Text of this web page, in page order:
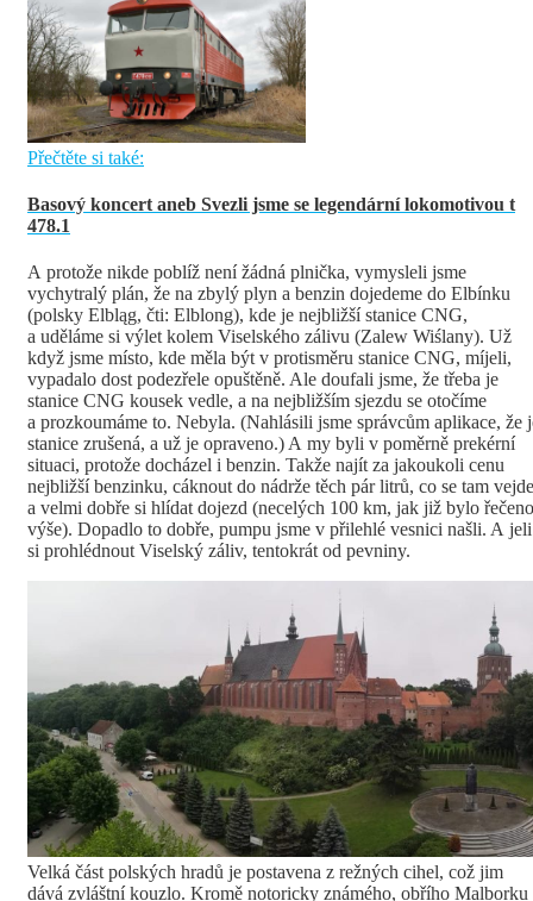
Přečtěte si také:
Basový koncert aneb Svezli jsme se legendární lokomotivou t
478.1
A protože nikde poblíž není žádná plnička, vymysleli jsme
vychytralý plán, že na zbylý plyn a benzin dojedeme do Elbínku
(polsky Elbląg, čti: Elblong), kde je nejbližší stanice CNG,
a uděláme si výlet kolem Viselského zálivu (Zalew Wiślany). Už
když jsme místo, kde měla být v protisměru stanice CNG, míjeli,
vypadalo dost podezřele opuštěně. Ale doufali jsme, že třeba je
stanice CNG kousek vedle, a na nejbližším sjezdu se otočíme
a prozkoumáme to. Nebyla. (Nahlásili jsme správcům aplikace, že
stanice zrušená, a už je opraveno.) A my byli v poměrně prekérní
situaci, protože docházel i benzin. Takže najít za jakoukoli cenu
nejbližší benzinku, cáknout do nádrže těch pár litrů, co se tam
a velmi dobře si hlídat dojezd (necelých 100 km, jak již bylo řečeno
výše). Dopadlo to dobře, pumpu jsme v přilehlé vesnici našli. A jeli
si prohlédnout Viselský záliv, tentokrát od pevniny.
Velká část polských hradů je postavena z režných cihel, což jim
dává zvláštní kouzlo. Kromě notoricky známého, obřího Malborku